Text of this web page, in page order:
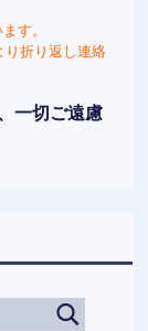
す。
り折り返し連絡
一切ご遠慮